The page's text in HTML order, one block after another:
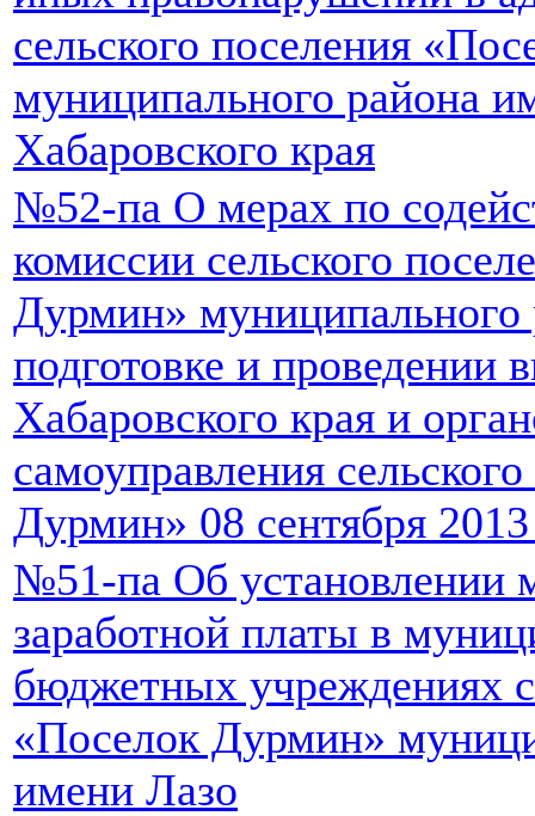
сельского поселения
муниципального района
Хабаровского края
№52-па О мерах по
комиссии сельского
Дурмин» муниципального
подготовке и проведении
Хабаровского края и
самоуправления
Дурмин» 08 сентября 2013
№51-па Об установлении
заработной платы в
бюджетных учреждениях
«Поселок Дурмин»
имени Лазо